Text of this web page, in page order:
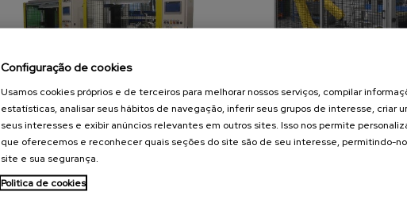
Inserção de casquilhos
Máquina para teste de
de máquinas de lavar a
Configuração de cookies
Usamos cookies próprios e de terceiros para melhorar nossos serviços, compilar
estatísticas, analisar seus hábitos de navegação, inferir seus grupos de interesse, criar
seus interesses e exibir anúncios relevantes em outros sites. Isso nos permite
que oferecemos e reconhecer quais seções do site são de seu interesse, permitindo-
site e sua segurança.
Politica de cookies